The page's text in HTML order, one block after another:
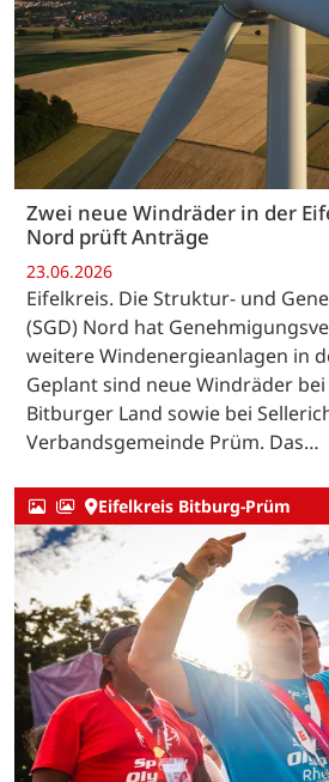
Zwei neue Windräder in der
Nord prüft Anträge
23.06.2026
Eifelkreis. Die Struktur- und
(SGD) Nord hat
weitere Windenergieanlagen in
Geplant sind neue Windräder
Bitburger Land sowie bei
Verbandsgemeinde Prüm. Das…
Eifelkreis Bitburg-Prüm